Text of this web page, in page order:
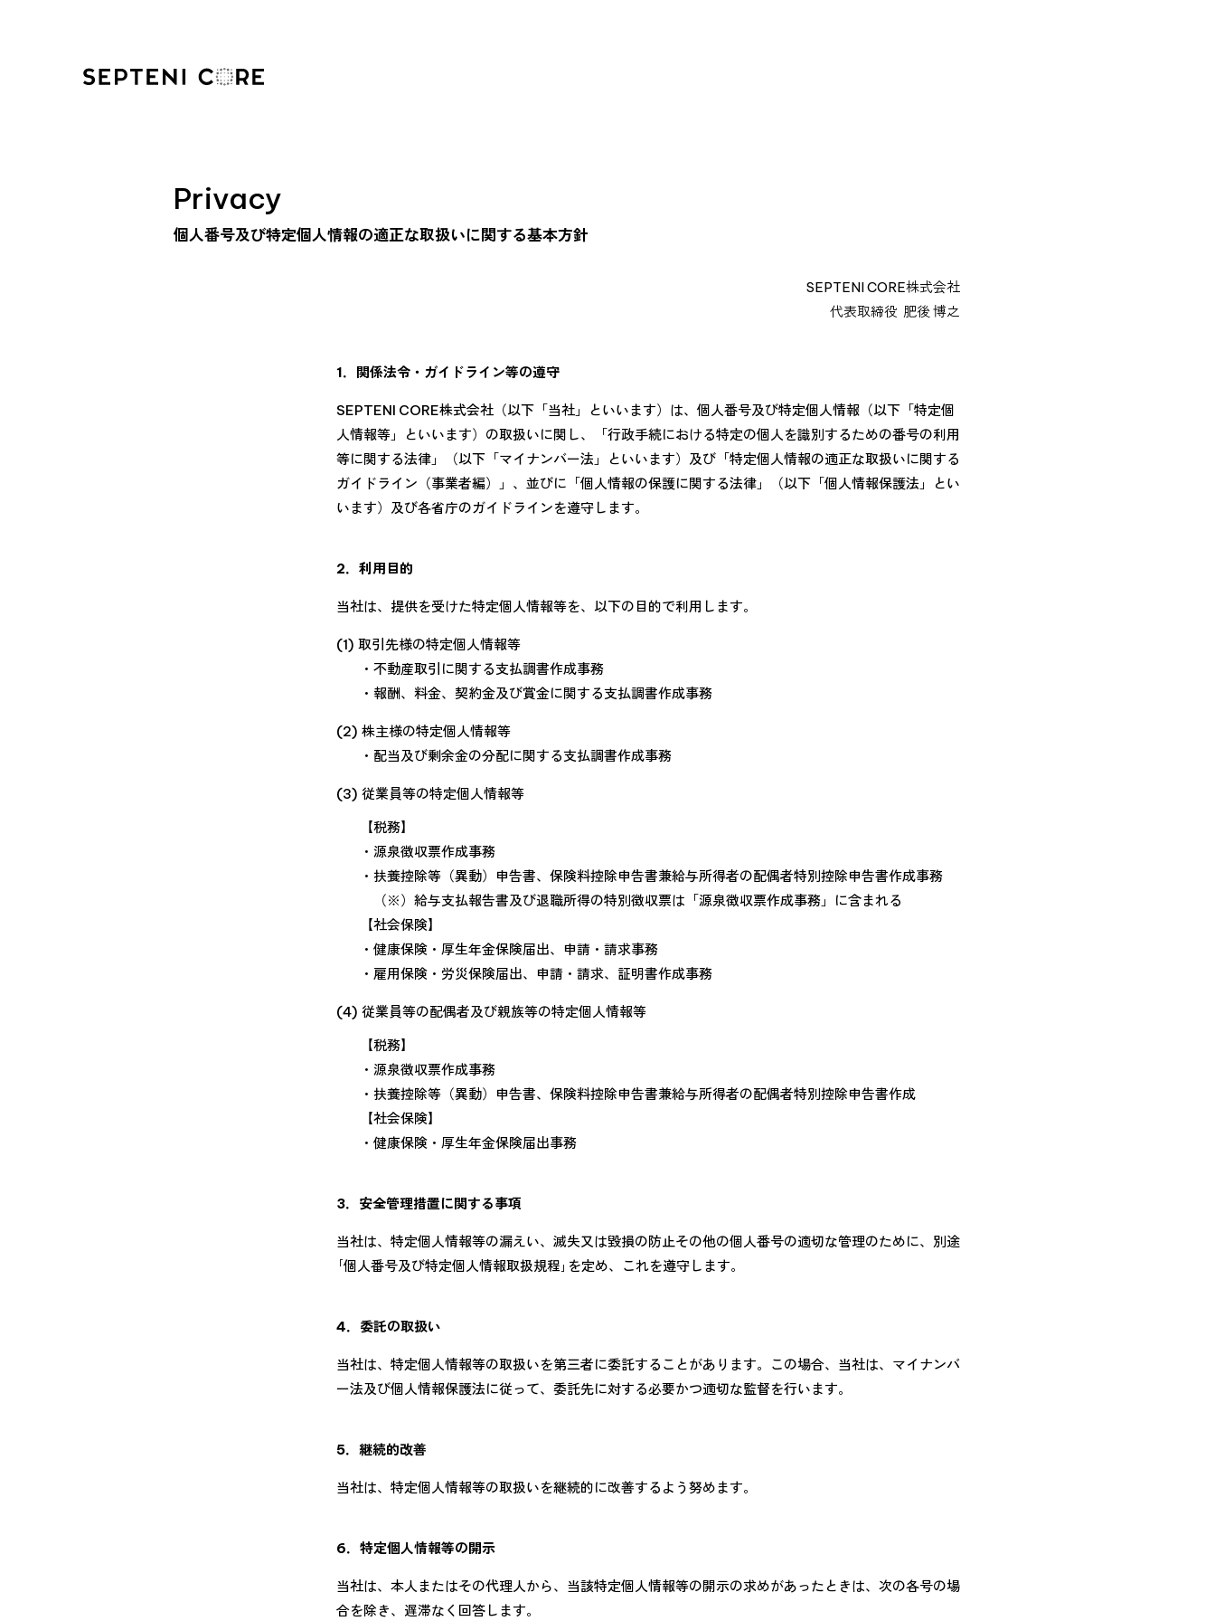
Privacy
個人番号及び特定個人情報の適正な取扱いに関する基本方針
SEPTENI CORE株式会社
代表取締役 肥後 博之
1．関係法令・ガイドライン等の遵守
SEPTENI CORE株式会社（以下「当社」といいます）は、個人番号及び特定個人情報（以下「特定個
人情報等」といいます）の取扱いに関し、「行政手続における特定の個人を識別するための番号の利用
等に関する法律」（以下「マイナンバー法」といいます）及び「特定個人情報の適正な取扱いに関する
ガイドライン（事業者編）」、並びに「個人情報の保護に関する法律」（以下「個人情報保護法」とい
います）及び各省庁のガイドラインを遵守します。
2．利用目的
当社は、提供を受けた特定個人情報等を、以下の目的で利用します。
(1) 取引先様の特定個人情報等
・不動産取引に関する支払調書作成事務
・報酬、料金、契約金及び賞金に関する支払調書作成事務
(2) 株主様の特定個人情報等
・配当及び剰余金の分配に関する支払調書作成事務
(3) 従業員等の特定個人情報等
【税務】
・源泉徴収票作成事務
・扶養控除等（異動）申告書、保険料控除申告書兼給与所得者の配偶者特別控除申告書作成事務
（※）給与支払報告書及び退職所得の特別徴収票は「源泉徴収票作成事務」に含まれる
【社会保険】
・健康保険・厚生年金保険届出、申請・請求事務
・雇用保険・労災保険届出、申請・請求、証明書作成事務
(4) 従業員等の配偶者及び親族等の特定個人情報等
【税務】
・源泉徴収票作成事務
・扶養控除等（異動）申告書、保険料控除申告書兼給与所得者の配偶者特別控除申告書作成
【社会保険】
・健康保険・厚生年金保険届出事務
3．安全管理措置に関する事項
当社は、特定個人情報等の漏えい、滅失又は毀損の防止その他の個人番号の適切な管理のために、別途
｢個人番号及び特定個人情報取扱規程｣を定め、これを遵守します。
4．委託の取扱い
当社は、特定個人情報等の取扱いを第三者に委託することがあります。この場合、当社は、マイナンバ
ー法及び個人情報保護法に従って、委託先に対する必要かつ適切な監督を行います。
5．継続的改善
当社は、特定個人情報等の取扱いを継続的に改善するよう努めます。
6．特定個人情報等の開示
当社は、本人またはその代理人から、当該特定個人情報等の開示の求めがあったときは、次の各号の場
合を除き、遅滞なく回答します。